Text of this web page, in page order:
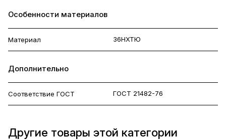
Особенности материалов
Материал 36НХТЮ
Дополнительно
Соответствие ГОСТ ГОСТ 21482-76
Другие товары этой категории